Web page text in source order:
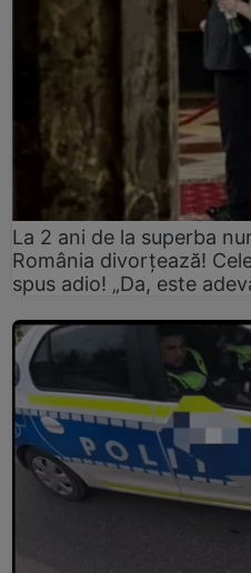
La 2 ani de la superba
România divorțează!
spus adio! „Da, este